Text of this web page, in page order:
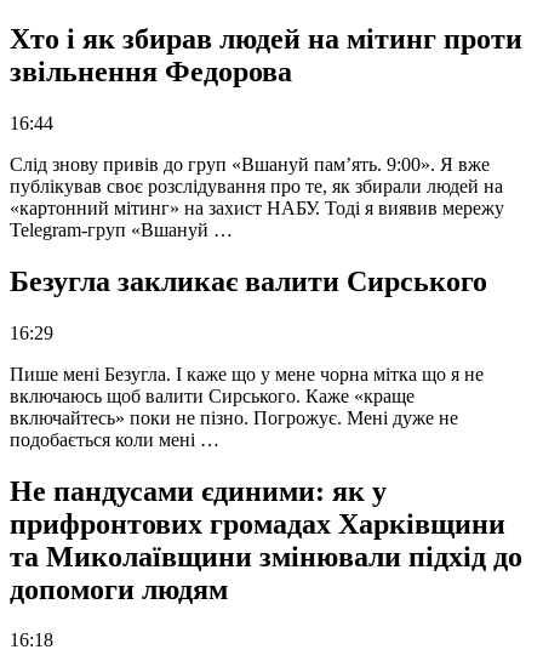
Хто і як збирав людей на мітинг проти
звільнення Федорова
16:44
Слід знову привів до груп «Вшануй пам’ять. 9:00». Я вже
публікував своє розслідування про те, як збирали людей на
«картонний мітинг» на захист НАБУ. Тоді я виявив мережу
Telegram-груп «Вшануй …
Безугла закликає валити Сирського
16:29
Пише мені Безугла. І каже що у мене чорна мітка що я не
включаюсь щоб валити Сирського. Каже «краще
включайтесь» поки не пізно. Погрожує. Мені дуже не
подобається коли мені …
Не пандусами єдиними: як у
прифронтових громадах Харківщини
та Миколаївщини змінювали підхід до
допомоги людям
16:18